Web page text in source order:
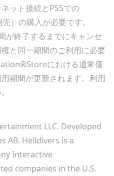
ット接続とPS5での
）の購入が必要です。
が終了するまでにキャンセ
と同一期間のご利用に必要
における通常価
期間が更新されます。利用
LLC. Developed
AB. Helldivers is a
Interactive
companies in the U.S.